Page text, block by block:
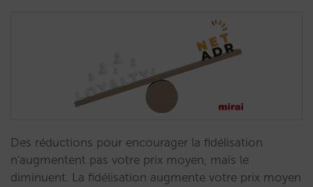
Des réductions pour encourager la fidélisation
n'augmentent pas votre prix moyen, mais le
diminuent. La fidélisation augmente votre prix moyen